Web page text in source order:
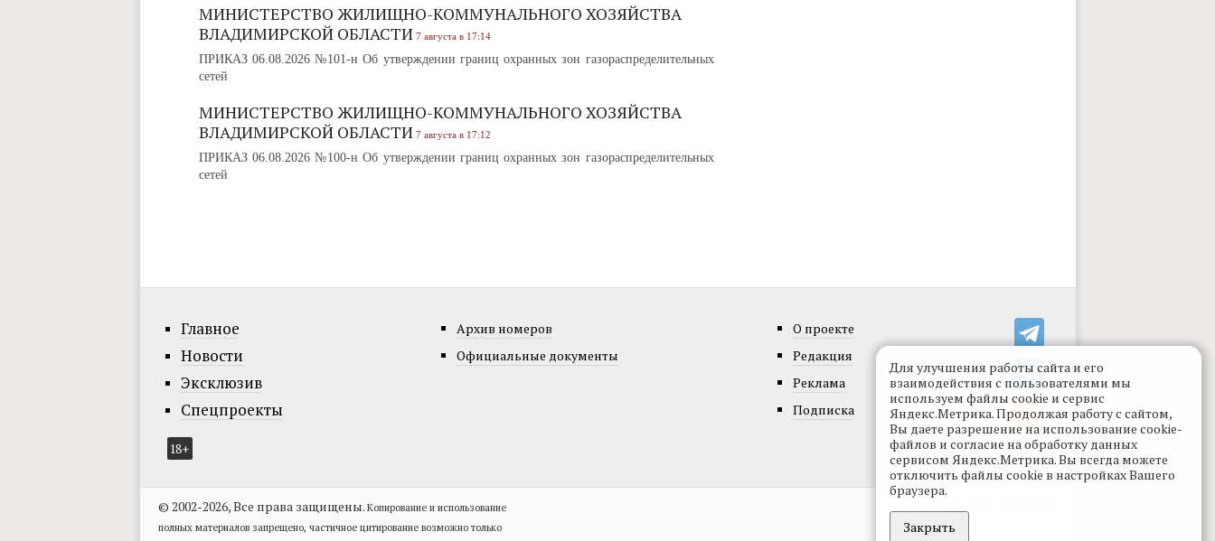
МИНИСТЕРСТВО ЖИЛИЩНО-КОММУНАЛЬНОГО ХОЗЯЙСТВА
ВЛАДИМИРСКОЙ ОБЛАСТИ 7 августа в 17:14
ПРИКАЗ 06.08.2026 №101-н Об утверждении границ охранных зон газораспределительных
сетей
МИНИСТЕРСТВО ЖИЛИЩНО-КОММУНАЛЬНОГО ХОЗЯЙСТВА
ВЛАДИМИРСКОЙ ОБЛАСТИ 7 августа в 17:12
ПРИКАЗ 06.08.2026 №100-н Об утверждении границ охранных зон газораспределительных
сетей
Главное
Новости
Эксклюзив
Спецпроекты
18+
Архив номеров
Официальные документы
О проекте
Редакция
Реклама
Подписка
© 2002-2026, Все права защищены. Копирование и использование
полных материалов запрещено, частичное цитирование возможно только
Для улучшения работы сайта и его
взаимодействия с пользователями мы
используем файлы cookie и сервис
Яндекс.Метрика. Продолжая работу с сайтом,
Вы даете разрешение на использование cookie-
файлов и согласие на обработку данных
сервисом Яндекс.Метрика. Вы всегда можете
отключить файлы cookie в настройках Вашего
браузера.
Закрыть